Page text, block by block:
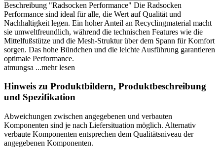
Beschreibung "Radsocken Performance" Die Radsocken
Performance sind ideal für alle, die Wert auf Qualität und
Nachhaltigkeit legen. Ein hoher Anteil an Recyclingmaterial macht
sie umweltfreundlich, während die technischen Features wie die
Mittelfußstütze und die Mesh-Struktur über dem Spann für Komfort
sorgen. Das hohe Bündchen und die leichte Ausführung garantieren
optimale Performance.
atmungsa ...mehr lesen
Hinweis zu Produktbildern, Produktbeschreibung
und Spezifikation
Abweichungen zwischen angegebenen und verbauten
Komponenten sind je nach Liefersituation möglich. Alternativ
verbaute Komponenten entsprechen dem Qualitätsniveau der
angegebenen Komponenten.